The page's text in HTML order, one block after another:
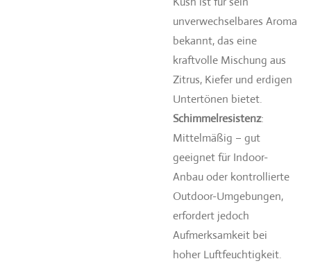
unverwechselbares Aroma
bekannt, das eine
kraftvolle Mischung aus
Zitrus, Kiefer und erdigen
Untertönen bietet.
Schimmelresistenz:
Mittelmäßig – gut
geeignet für Indoor-
Anbau oder kontrollierte
Outdoor-Umgebungen,
erfordert jedoch
Aufmerksamkeit bei
hoher Luftfeuchtigkeit.